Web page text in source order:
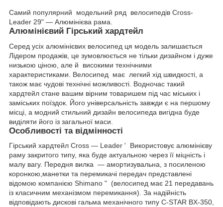
Самий популярний модельний ряд велосипедів Cross-
Leader 29" — Алюмінієва рама.
Алюмінієвий Гірський хардтейл
Серед усіх алюмінієвих велосипед ця модель залишається
Лідером продажів, це зумовлюється не тільки дизайном і дуже
низькою ціною, але й високими технічними
характеристиками. Велосипед має легкий хід швидкості, а
також має чудові технічні можливості. Водночас такий
хардтейл стане вашим вірним товаришем під час міських і
заміських поїздок. Його універсальність завжди є на першому
місці, а модний стильний дизайн велосипеда вигідна буде
виділяти його із загальної маси.
Особливості та відмінності
Гірський хардтейл Cross — Leader ' Використовує алюмінієву
раму закритого типу, яка буде актуальною через її міцність і
малу вагу. Передня вилка — амортизувальна, з посиленою
коронкою,манетки та перемикачі передач представлені
відомою компанією Shimano " (велосипед має 21 передавань
із класичним механізмом перемикання). За надійність
відповідають дискові гальма механічного типу С-STAR BX-350,